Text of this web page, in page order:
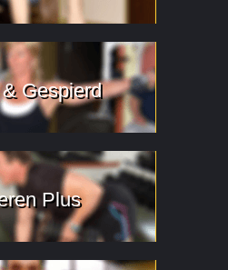
Gespierd
Plus